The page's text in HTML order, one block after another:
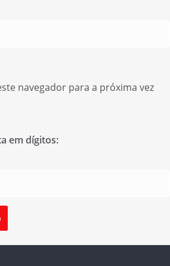
navegador para a próxima vez
em dígitos: